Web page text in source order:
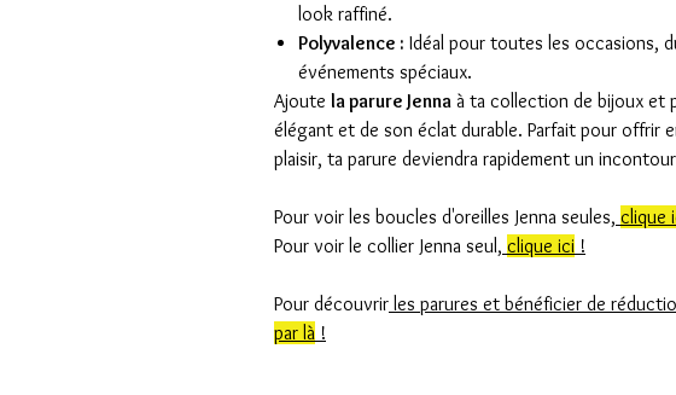
look raffiné.
Polyvalence : Idéal pour toutes les occasions,
événements spéciaux.
Ajoute la parure Jenna à ta collection de bijoux et
élégant et de son éclat durable. Parfait pour offrir
plaisir, ta parure deviendra rapidement un
Pour voir les boucles d'oreilles Jenna seules, clique
Pour voir le collier Jenna seul, clique ici !
Pour découvrir les parures et bénéficier de
par là !